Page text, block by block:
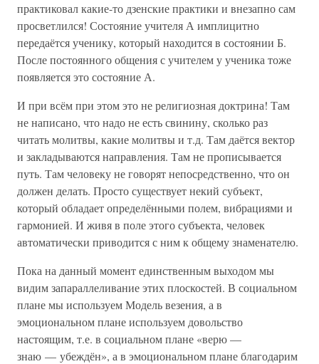
практиковал какие-то дзенские практики и внезапно сам
просветлился! Состояние учителя А имплицитно
передаётся ученику, который находится в состоянии Б.
После постоянного общения с учителем у ученика тоже
появляется это состояние А.
И при всём при этом это не религиозная доктрина! Там
не написано, что надо не есть свинину, сколько раз
читать молитвы, какие молитвы и т.д. Там даётся вектор
и закладываются направления. Там не прописывается
путь. Там человеку не говорят непосредственно, что он
должен делать. Просто существует некий субъект,
который обладает определёнными полем, вибрациями и
гармонией. И живя в поле этого субъекта, человек
автоматически приводится с ним к общему знаменателю.
Пока на данный момент единственным выходом мы
видим запараллеливание этих плоскостей. В социальном
плане мы используем Модель везения, а в
эмоциональном плане используем довольство
настоящим, т.е. в социальном плане «верю —
знаю — убеждён», а в эмоциональном плане благодарим